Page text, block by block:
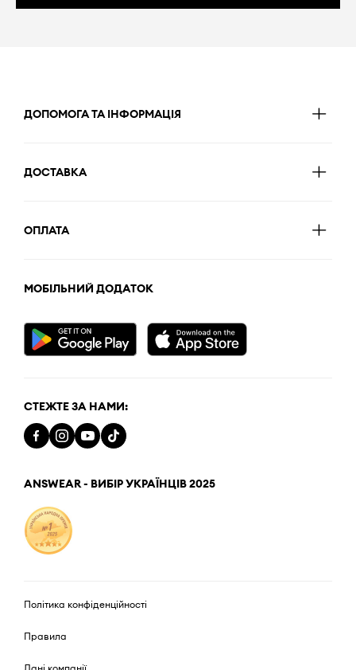
ДОПОМОГА ТА ІНФОРМАЦІЯ
ДОСТАВКА
ОПЛАТА
МОБІЛЬНИЙ ДОДАТОК
СТЕЖТЕ ЗА НАМИ:
ANSWEAR - ВИБІР УКРАЇНЦІВ 2025
Політика конфіденційності
Правила